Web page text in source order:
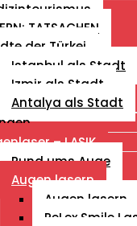
TATSACHEN
der Türkei
Istanbul als Stadt
Izmir als Stadt
Antalya als Stadt
– LASIK
Rund ums Auge
Augen lasern
Augen lasern
ReLex Smile